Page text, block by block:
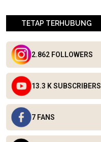
TETAP TERHUBUNG
2.862 FOLLOWERS
13.3 K SUBSCRIBERS
7 FANS